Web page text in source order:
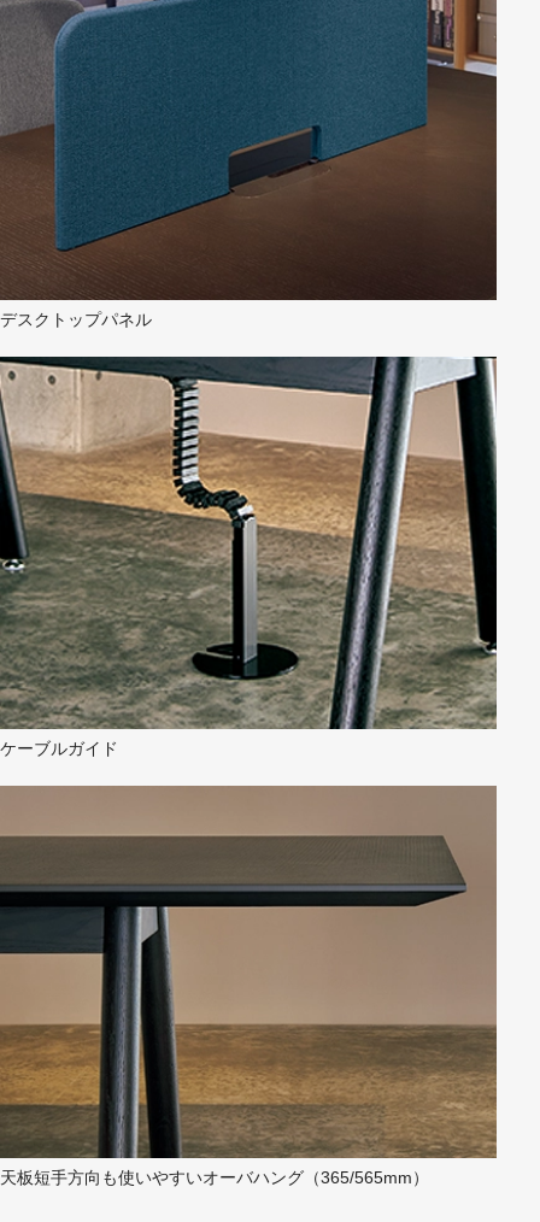
デスクトップパネル
ケーブルガイド
天板短手方向も使いやすいオーバハング（365/565mm）